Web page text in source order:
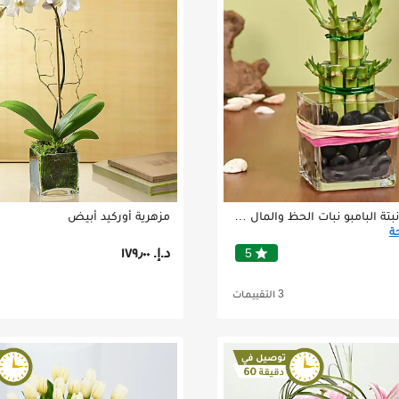
5star
3 التقييمات
مزهرية أوركيد أبيض
د.إ.‏ ١٧٩٫٠٠